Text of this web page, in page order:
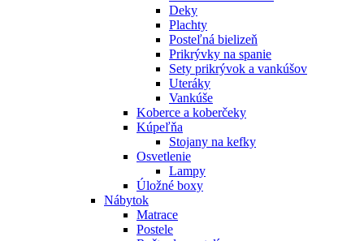
Deky
Plachty
Posteľná bielizeň
Prikrývky na spanie
Sety prikrývok a vankúšov
Uteráky
Vankúše
Koberce a koberčeky
Kúpeľňa
Stojany na kefky
Osvetlenie
Lampy
Úložné boxy
Nábytok
Matrace
Postele